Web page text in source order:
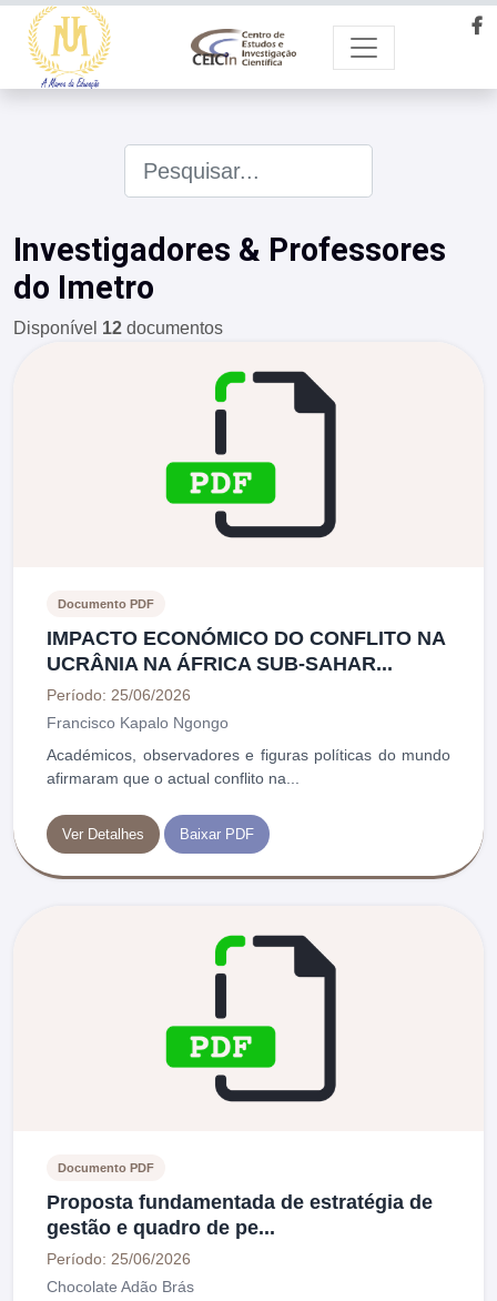
Investigadores & Professores
do Imetro
Disponível 12 documentos
Documento PDF
IMPACTO ECONÓMICO DO CONFLITO NA
UCRÂNIA NA ÁFRICA SUB-SAHAR...
Período: 25/06/2026
Francisco Kapalo Ngongo
Académicos, observadores e figuras políticas do mundo
afirmaram que o actual conflito na...
Ver Detalhes Baixar PDF
Documento PDF
Proposta fundamentada de estratégia de
gestão e quadro de pe...
Período: 25/06/2026
Chocolate Adão Brás